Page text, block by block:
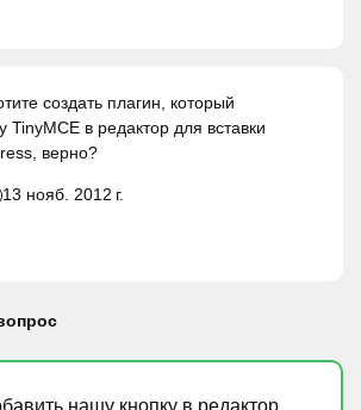
создать плагин, который
TinyMCE в редактор для вставки
верно?
13 нояб. 2012 г.
нашу кнопку в редактор